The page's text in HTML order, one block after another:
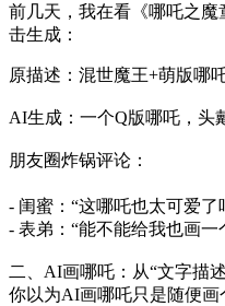
前几天，我在看《哪吒之
击生成：
原描述：混世魔王+萌版哪吒
AI生成：一个Q版哪吒，头
朋友圈炸锅评论：
- 闺蜜：“这哪吒也太可爱了
- 表弟：“能不能给我也画一
二、AI画哪吒：从“文字描
你以为AI画哪吒只是随便画